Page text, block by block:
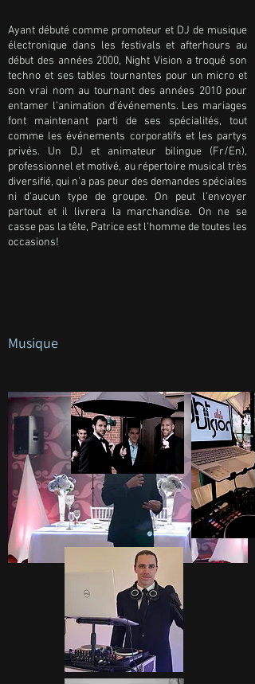
Ayant débuté comme promoteur et DJ de musique
électronique dans les festivals et afterhours au
début des années 2000, Night Vision a troqué son
techno et ses tables tournantes pour un micro et
son vrai nom au tournant des années 2010 pour
entamer l’animation d’événements. Les mariages
font maintenant parti de ses spécialités, tout
comme les événements corporatifs et les partys
privés. Un DJ et animateur bilingue (Fr/En),
professionnel et motivé, au répertoire musical très
diversifié, qui n’a pas peur des demandes spéciales
ni d’aucun type de groupe. On peut l’envoyer
partout et il livrera la marchandise. On ne se
casse pas la tête, Patrice est l’homme de toutes les
occasions!
Musique